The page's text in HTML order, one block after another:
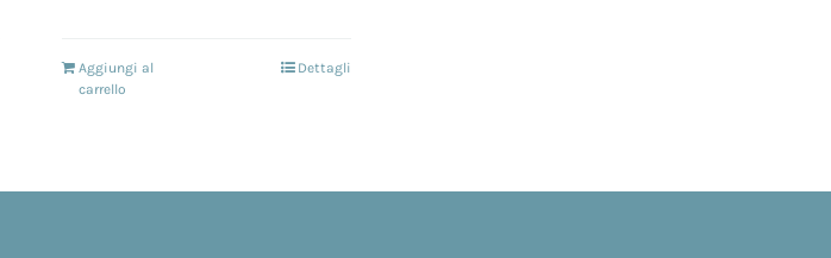
Aggiungi al
carrello
Dettagli